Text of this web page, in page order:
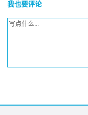
我也要评论